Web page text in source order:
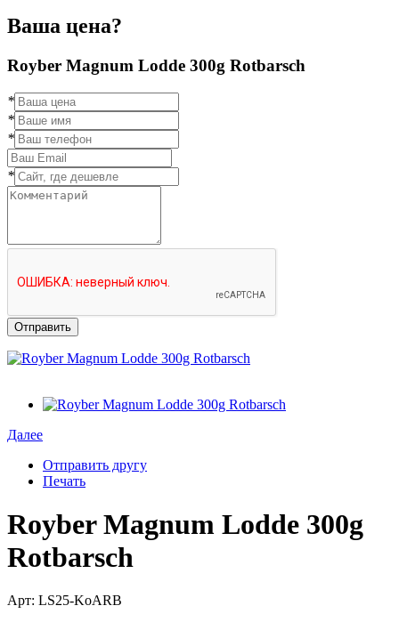
Ваша цена?
Royber Magnum Lodde 300g Rotbarsch
*
*
*
*
Отправить
Далее
Отправить другу
Печать
Royber Magnum Lodde 300g
Rotbarsch
Арт: LS25-KoARB